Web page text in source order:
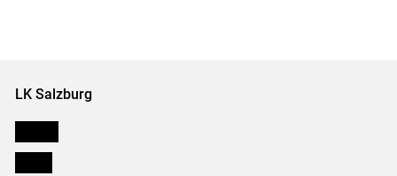
LK Salzburg